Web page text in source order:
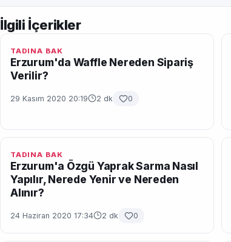
İlgili İçerikler
TADINA BAK
Erzurum'da Waffle Nereden Sipariş
Verilir?
29 Kasım 2020 20:19 2 dk 0
TADINA BAK
Erzurum'a Özgü Yaprak Sarma Nasıl
Yapılır, Nerede Yenir ve Nereden
Alınır?
24 Haziran 2020 17:34 2 dk 0